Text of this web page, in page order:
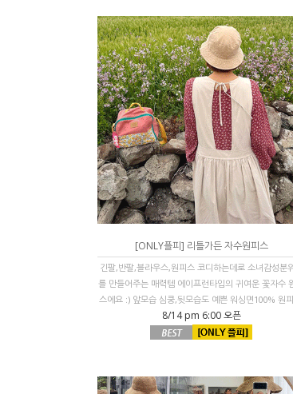
[ONLY플피] 리틀가든 자수원피스
긴팔,반팔,블라우스,원피스 코디하는데로 소녀감성분
를 만들어주는 매력템 에이프런타입의 귀여운 꽃자수
스에요 :) 앞모습 심쿵,뒷모습도 예쁜 워싱면100% 원
8/14 pm 6:00 오픈